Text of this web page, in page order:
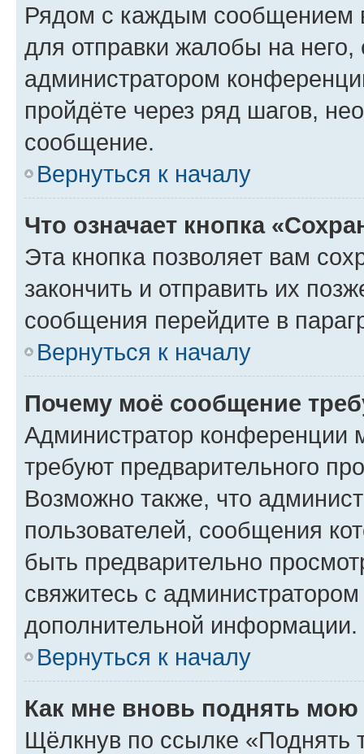
Рядом с каждым сообщением
для отправки жалобы на
администратором
пройдёте через ряд шагов,
сообщение.
Вернуться к началу
Что означает кнопка
Эта кнопка позволяет вам
закончить и отправить их
сообщения перейдите в
Вернуться к началу
Почему моё сообщение
Администратор конференции
требуют предварительного
Возможно также, что
пользователей, сообщения
быть предварительно
свяжитесь с
дополнительной информации.
Вернуться к началу
Как мне вновь поднять мою
Щёлкнув по ссылке «Поднять